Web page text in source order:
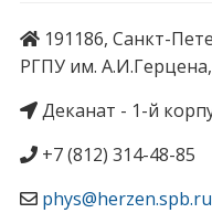
191186, Санкт-
РГПУ им.
Деканат - 1-й
+7 (812) 314-48-85
phys@herzen.spb.ru